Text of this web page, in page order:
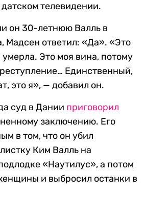
телевидении.
он 30-летнюю Валль в
Мадсен ответил: «Да». «Это
умерла. Это моя вина, потому
Единственный,
это я», — добавил он.
суд в Дании приговорил
заключению. Его
в том, что он убил
Ким Валль на
«Наутилус», а потом
и выбросил останки в